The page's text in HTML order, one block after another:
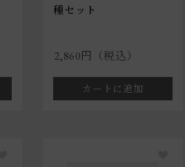
種セット
2,860円（税込）
カートに追加